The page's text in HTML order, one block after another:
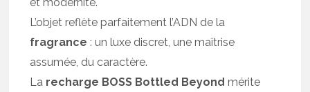
et modernité.
L’objet reflète parfaitement l’ADN de la
fragrance : un luxe discret, une maîtrise
assumée, du caractère.
La recharge BOSS Bottled Beyond mérite